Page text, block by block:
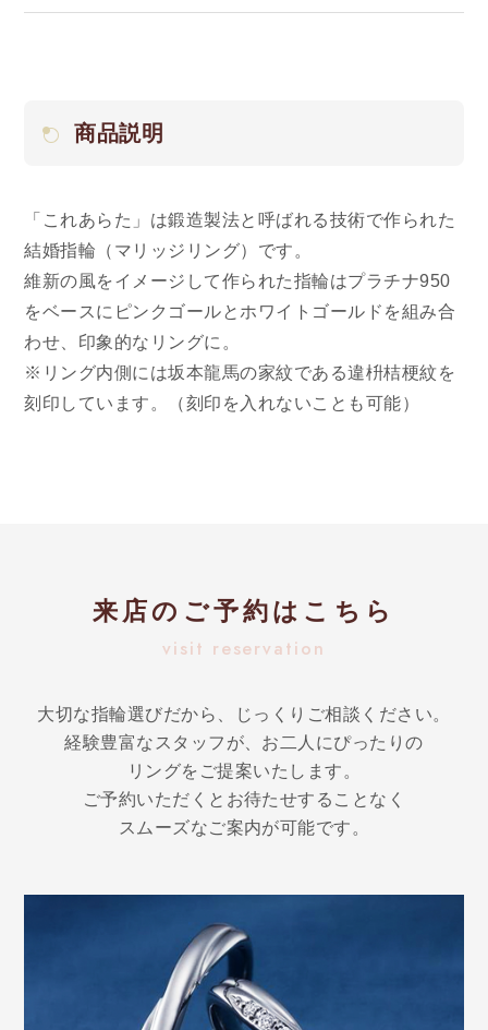
商品説明
「これあらた」は鍛造製法と呼ばれる技術で作られた
結婚指輪（マリッジリング）です。
維新の風をイメージして作られた指輪はプラチナ950
をベースにピンクゴールとホワイトゴールドを組み合
わせ、印象的なリングに。
※リング内側には坂本龍馬の家紋である違枡桔梗紋を
刻印しています。（刻印を入れないことも可能）
来店のご予約はこちら
visit reservation
大切な指輪選びだから、じっくりご相談ください。
経験豊富なスタッフが、お二人にぴったりの
リングをご提案いたします。
ご予約いただくとお待たせすることなく
スムーズなご案内が可能です。